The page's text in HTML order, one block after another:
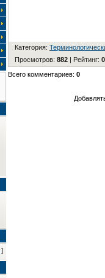
]
Категория:
Просмотров: 882 | Рейтинг:
Всего комментариев: 0